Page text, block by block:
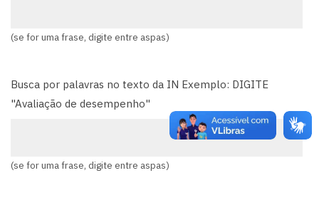
(se for uma frase, digite entre aspas)
Busca por palavras no texto da IN Exemplo: DIGITE
"Avaliação de desempenho"
(se for uma frase, digite entre aspas)